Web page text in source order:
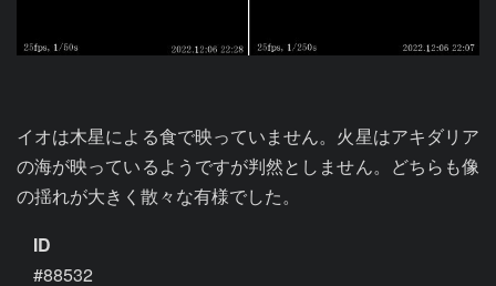
イオは木星による食で映っていません。火星はアキダリア
の海が映っているようですが判然としません。どちらも像
ID
#88532